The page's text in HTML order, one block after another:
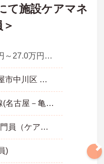
て施設ケアマネ
月収 25.8万円～27.0万円程度
愛知県 名古屋市中川区 富田町大字千音寺字下川西833
ＪＲ関西本線(名古屋－亀山)「蟹江駅」バス・車8分
■介護支援専門員（ケアマネジャー） ■未経験可 ■経験者優遇
)